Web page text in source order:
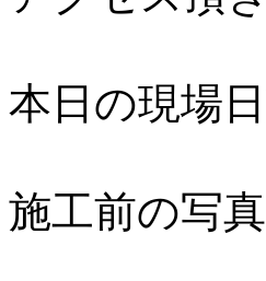
本日の現場
施工前の写